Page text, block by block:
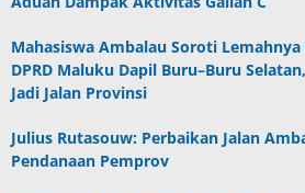
Mahasiswa Ambalau Soroti Lemahnya
DPRD Maluku Dapil Buru–Buru
Jadi Jalan Provinsi
Julius Rutasouw: Perbaikan Jalan
Pendanaan Pemprov